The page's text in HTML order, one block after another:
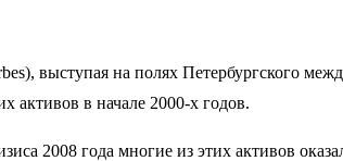
выступая на полях Петербургского
активов в начале 2000-х годов.
2008 года многие из этих активов